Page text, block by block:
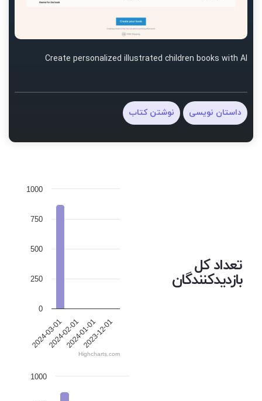
Create personalized illustrated children books with AI
داستان نویسی نوشتن کتاب
تعداد کل
بازدیدکنندگان
2024-03-01
2024-02-012024-01-012023-12-01
0
250
500
750
1000
Highcharts.com
1000